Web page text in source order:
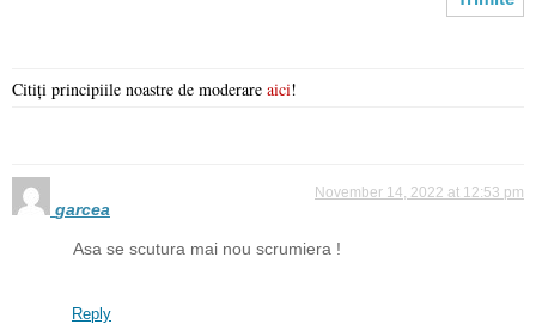
Citiți principiile noastre de moderare aici!
garcea
November 14, 2022 at 12:53 pm
Asa se scutura mai nou scrumiera !
Reply